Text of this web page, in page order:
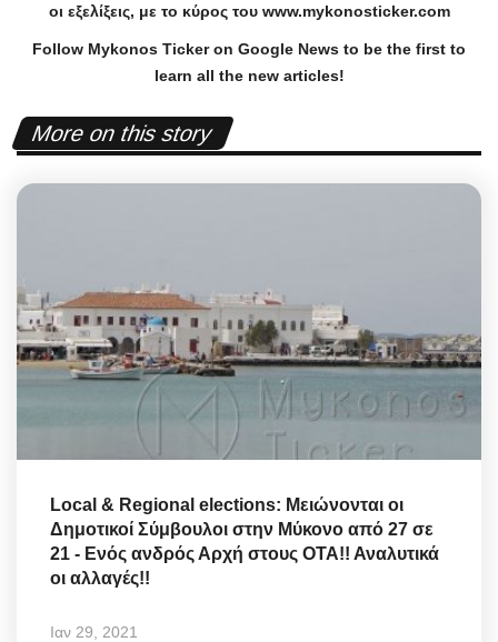
οι εξελίξεις, με το κύρος του www.mykonosticker.com
Follow Mykonos Ticker on Google News to be the first to
learn all the new articles!
More on this story
Local & Regional elections: Μειώνονται οι
Δημοτικοί Σύμβουλοι στην Μύκονο από 27 σε
21 - Ενός ανδρός Αρχή στους ΟΤΑ!! Αναλυτικά
οι αλλαγές!!
Ιαν 29, 2021